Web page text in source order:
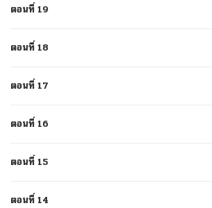
ตอนที่ 19
ตอนที่ 18
ตอนที่ 17
ตอนที่ 16
ตอนที่ 15
ตอนที่ 14